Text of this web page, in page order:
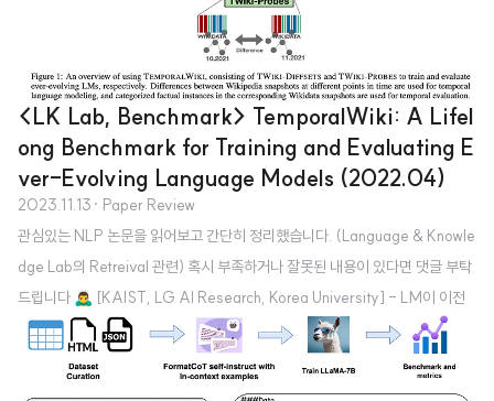
<LK Lab, Benchmark> TemporalWiki: A Lifel
ong Benchmark for Training and Evaluating E
ver-Evolving Language Models (2022.04)
2023.11.13 · Paper Review
관심있는 NLP 논문을 읽어보고 간단히 정리했습니다. (Language & Knowle
dge Lab의 Retreival 관련) 혹시 부족하거나 잘못된 내용이 있다면 댓글 부탁
드립니다 🙇‍♂️ [KAIST, LG AI Research, Korea University] - LM이 이전
의 지식을 그대로 보유하고 있는지, 그리고 최신의 지식을 습득했는지 확인할
수 있는 벤치마크 - TWiki-Diffsets, TWiki-Probes 두 개의 셋으로 구성 -
diff data에 대해 LM을 continual learning 하는 것이 perplexity 관점에서